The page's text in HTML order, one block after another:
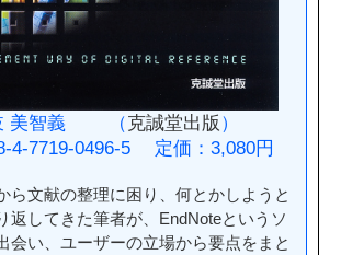
美智義 （克誠堂出版 ）
4-7719-0496-5 定価：3,080円
ら文献の整理に困り、何とかしようと
返してきた筆者が、EndNoteというソ
会い、ユーザーの立場から要点をまと